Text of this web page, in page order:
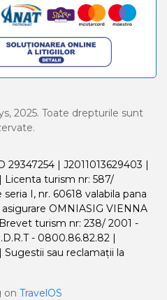
2025. Toate drepturile sunt
| J2011013629403 |
Licenta turism nr: 587/
I, nr. 60618 valabila pana
asigurare OMNIASIG VIENNA
turism nr: 238/ 2001 -
- 0800.86.82.82 |
| Sugestii sau reclamații la
on TravelOS